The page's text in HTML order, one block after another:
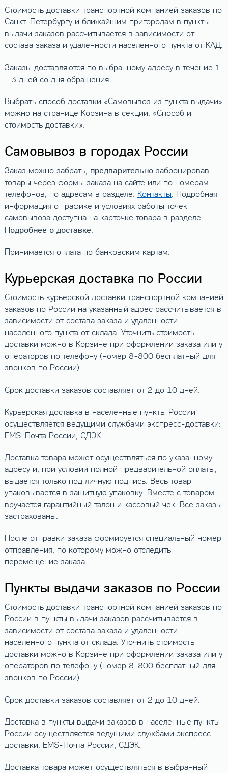
Стоимость доставки транспортной компанией заказов по
Санкт-Петербургу и ближайшим пригородам в пункты
выдачи заказов рассчитывается в зависимости от
состава заказа и удаленности населенного пункта от КАД.
Заказы доставляются по выбранному адресу в течение 1
- 3 дней со дня обращения.
Выбрать способ доставки «Самовывоз из пункта выдачи»
можно на странице Корзина в секции: «Способ и
стоимость доставки».
Самовывоз в городах России
Заказ можно забрать, предварительнозабронировав
товары через формы заказа на сайте или по номерам
телефонов, по адресам в разделе: Контакты. Подробная
информация о графике и условиях работы точек
самовывоза доступна на карточке товара в разделе
Подробнее о доставке.
Принимается оплата по банковским картам.
Курьерская доставка по России
Стоимость курьерской доставки транспортной компанией
заказов по России на указанный адрес рассчитывается в
зависимости от состава заказа и удаленности
населенного пункта от склада. Уточнить стоимость
доставки можно в Корзине при оформлении заказа или у
операторов по телефону (номер 8-800 бесплатный для
звонков по России).
Срок доставки заказов составляет от 2 до 10 дней.
Курьерская доставка в населенные пункты России
осуществляется ведущими службами экспресс-доставки:
EMS-Почта России, СДЭК.
Доставка товара может осуществляться по указанному
адресу и, при условии полной предварительной оплаты,
выдается только под личную подпись. Весь товар
упаковывается в защитную упаковку. Вместе с товаром
вручается гарантийный талон и кассовый чек. Все заказы
застрахованы.
После отправки заказа формируется специальный номер
отправления, по которому можно отследить
перемещение заказа.
Пункты выдачи заказов по России
Стоимость доставки транспортной компанией заказов по
России в пункты выдачи заказов рассчитывается в
зависимости от состава заказа и удаленности
населенного пункта от склада. Уточнить стоимость
доставки можно в Корзине при оформлении заказа или у
операторов по телефону (номер 8-800 бесплатный для
звонков по России).
Срок доставки заказов составляет от 2 до 10 дней.
Доставка в пункты выдачи заказов в населенные пункты
России осуществляется ведущими службами экспресс-
доставки: EMS-Почта России, СДЭК.
Доставка товара может осуществляться в выбранный